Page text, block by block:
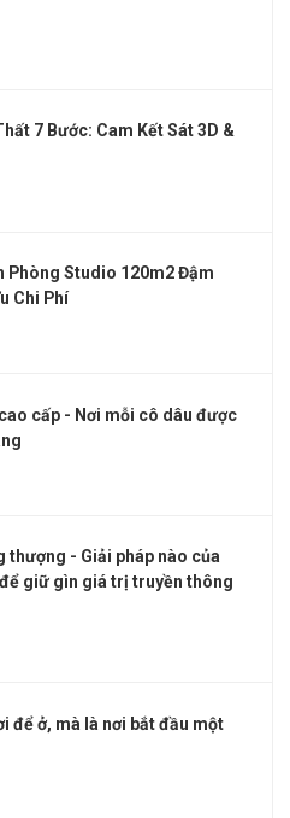
7 Bước: Cam Kết Sát 3D &
Phòng Studio 120m2 Đậm
Chi Phí
cấp - Nơi mỗi cô dâu được
thượng - Giải pháp nào của
giữ gìn giá trị truyền thông
để ở, mà là nơi bắt đầu một